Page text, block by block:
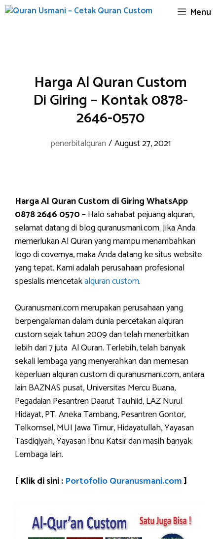
Skip
Menu
Harga Al Quran Custom
Di Giring – Kontak 0878-
2646-0570
penerbitalquran /August 27, 2021
Harga Al Quran Custom di Giring WhatsApp
0878 2646 0570– Halo sahabat pejuang alquran,
selamat datang di blog quranusmani.com. Jika Anda
memerlukan Al Quran yang mampu menambahkan
logo di covernya, maka Anda datang ke situs website
yang tepat. Kami adalah perusahaan profesional
spesialis mencetakalquran custom.
Quranusmani.com merupakan perusahaan yang
berpengalaman dalam dunia percetakan alquran
custom sejak tahun 2009 dan telah menerbitkan
lebih dari 7 juta Al Quran. Terlebih, telah banyak
sekali lembaga yang menyerahkan dan memesan
keperluan alquran custom di quranusmani.com, antara
lain BAZNAS pusat, Universitas Mercu Buana,
Pegadaian Pesantren Daarut Tauhiid, LAZ Nurul
Hidayat, PT. Aneka Tambang, Pesantren Gontor,
Telkomsel, MUI Jawa Timur, Hidayatullah, Yayasan
Tasdiqiyah, Yayasan Ibnu Katsir dan masih banyak
Lembaga lain.
[ Klik di sini : Portofolio Quranusmani.com]